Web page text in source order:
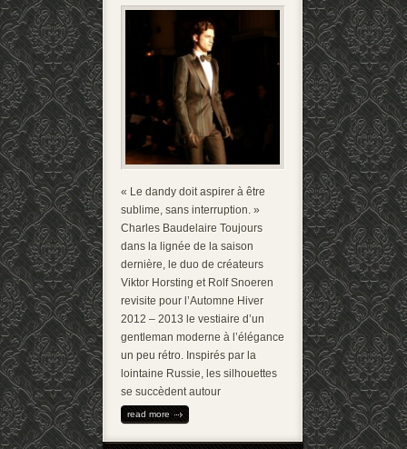
« Le dandy doit aspirer à être
sublime, sans interruption. »
Charles Baudelaire Toujours
dans la lignée de la saison
dernière, le duo de créateurs
Viktor Horsting et Rolf Snoeren
revisite pour l’Automne Hiver
2012 – 2013 le vestiaire d’un
gentleman moderne à l’élégance
un peu rétro. Inspirés par la
lointaine Russie, les silhouettes
se succèdent autour
read more